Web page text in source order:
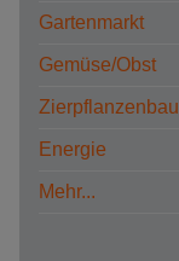
Gartenmarkt
Gemüse/Obst
Zierpflanzenbau
Energie
Mehr...